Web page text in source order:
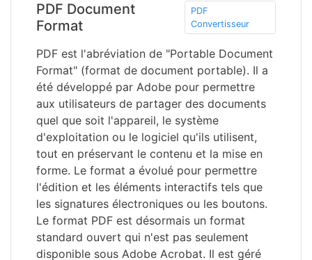
PDF Document
Format
PDF
Convertisseur
PDF est l'abréviation de "Portable Document
Format" (format de document portable). Il a
été développé par Adobe pour permettre
aux utilisateurs de partager des documents
quel que soit l'appareil, le système
d'exploitation ou le logiciel qu'ils utilisent,
tout en préservant le contenu et la mise en
forme. Le format a évolué pour permettre
l'édition et les éléments interactifs tels que
les signatures électroniques ou les boutons.
Le format PDF est désormais un format
standard ouvert qui n'est pas seulement
disponible sous Adobe Acrobat. Il est géré